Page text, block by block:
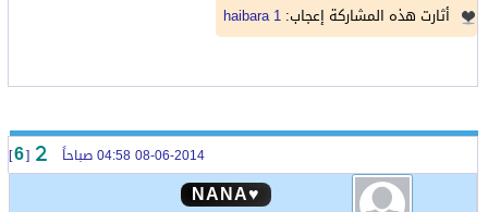
أثارت هذه المشاركة إعجاب: haibara 1
[
6
]
♥NANA